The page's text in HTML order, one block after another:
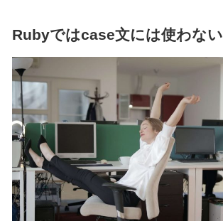
Rubyではcase文には使わない